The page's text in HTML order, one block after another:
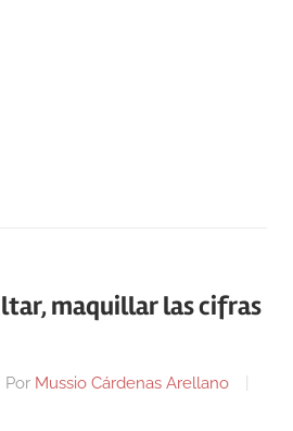
maquillar las cifras
Por Mussio Cárdenas Arellano